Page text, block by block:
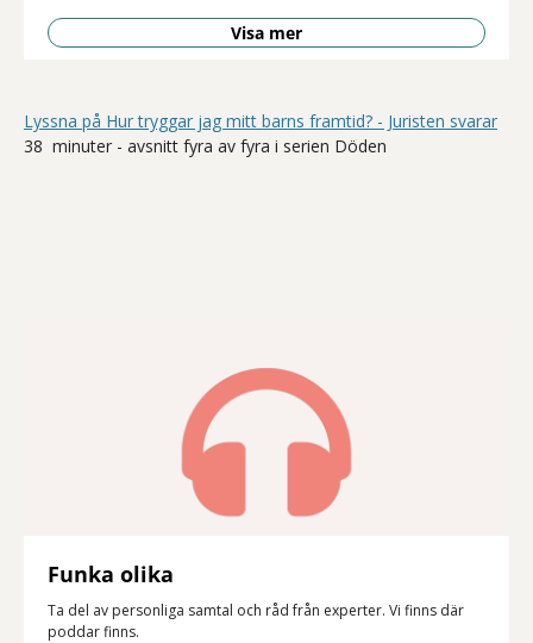
Visa mer
Lyssna på Hur tryggar jag mitt barns framtid? - Juristen svarar
38 minuter - avsnitt fyra av fyra i serien Döden
Funka olika
Ta del av personliga samtal och råd från experter. Vi finns där
poddar finns.